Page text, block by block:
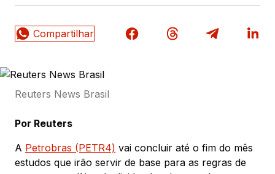
Reuters News Brasil
Por Reuters
A Petrobras (PETR4) vai concluir até o fim do mês
estudos que irão servir de base para as regras de